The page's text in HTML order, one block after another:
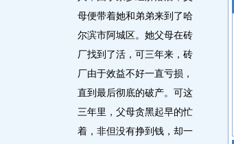
母便带着她和弟弟来到了哈
尔滨市阿城区。她父母在砖
厂找到了活，可三年来，砖
厂由于效益不好一直亏损，
直到最后彻底的破产。可这
三年里，父母贪黑起早的忙
着，非但没有挣到钱，却一